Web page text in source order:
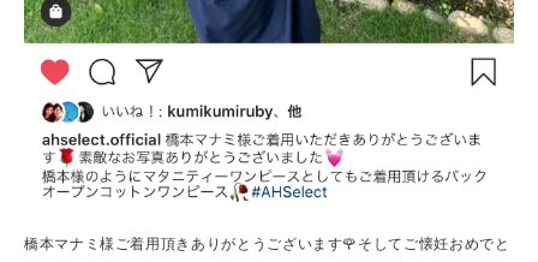
橋本マナミ様ご着用頂きありがとうございます🌹そしてご懐妊おめでと